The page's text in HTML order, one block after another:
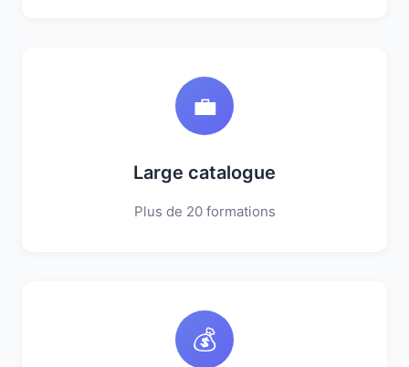
💼
Large catalogue
Plus de 20 formations
💰